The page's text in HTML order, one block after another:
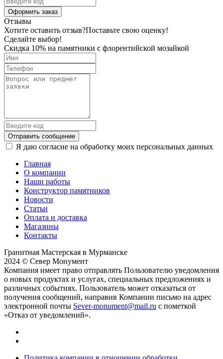
Оформить заказ
Отзывы
Хотите оставить отзыв?Поставьте свою оценку!
Сделайте выбор!
Скидка 10% на памятники с флорентийской мозайкой
Отправить сообщение
Я даю согласие на обработку моих персональных данных
Главная
О компании
Наши работы
Конструктор памятников
Новости
Статьи
Оплата и доставка
Магазины
Контакты
Гранитная Мастерская в Мурманске
2024 © Север Монумент
Компания имеет право отправлять Пользователю уведомления
о новых продуктах и услугах, специальных предложениях и
различных событиях. Пользователь может отказаться от
получения сообщений, направив Компании письмо на адрес
электронной почты Sever-monument@mail.ru с пометкой
«Отказ от уведомлений».